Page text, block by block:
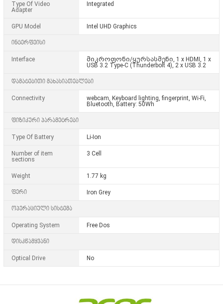
Type Of Video
Adapter
Integrated
GPU Model Intel UHD Graphics
ინტერფეისი
Interface
მიკროფონი/ყურსასმენი, 1 x HDMI, 1 x
USB 3.2 Type-C (Thunderbolt 4), 2 x USB 3.2
დამატებითი მახასიათებლები
Connectivity
webcam, Keyboard lighting, fingerprint, Wi-Fi,
Bluetooth, Battery: 50Wh
ფიზიკური პარამეტრები
Type Of Battery Li-Ion
Number of item
sections
3 Cell
Weight 1.77 kg
ფერი Iron Grey
ოპერაციული სისტემა
Operating System Free Dos
დისკწამყვანი
Optical Drive No